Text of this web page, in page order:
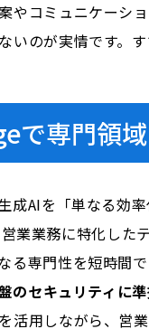
やコミュニケーシ
いのが実情です。
で専門領
成AIを「単なる効
業業務に特化した
る専門性を短時間
のセキュリティに
活用しながら、営